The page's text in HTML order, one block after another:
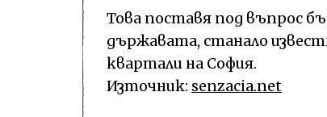
Това поставя под въпрос
държавата, станало
квартали на София.
Източник: senzacia.net